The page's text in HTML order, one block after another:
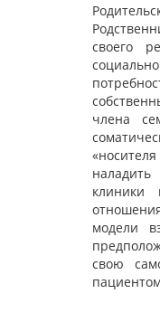
своего
члена
клиники
модели
свою